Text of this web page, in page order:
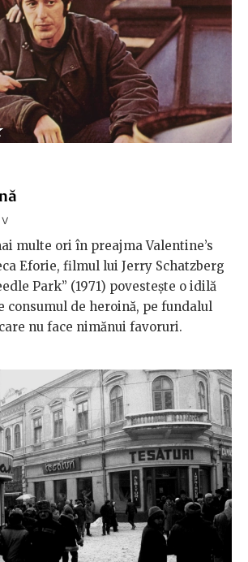
multe ori în preajma Valentine’s
Eforie, filmul lui Jerry Schatzberg
Park” (1971) povestește o idilă
consumul de heroină, pe fundalul
nu face nimănui favoruri.